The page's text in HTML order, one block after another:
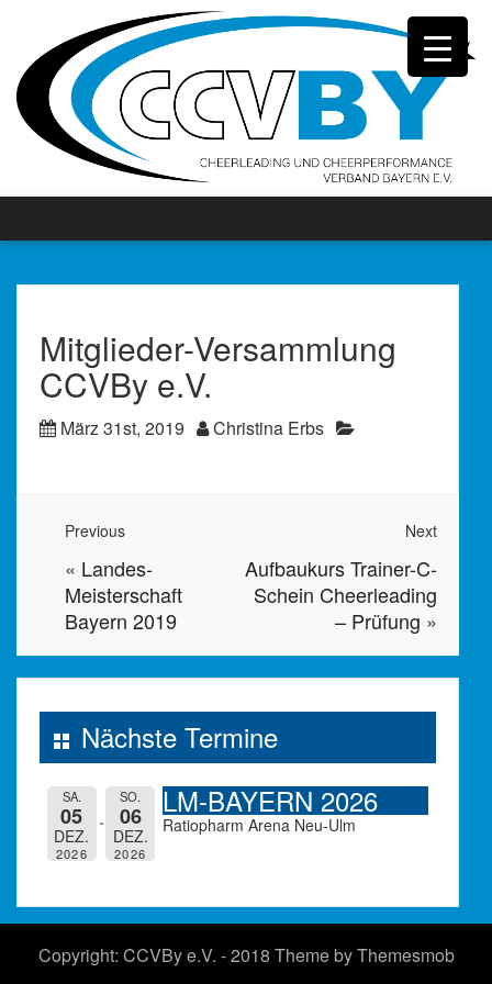
Mitglieder-Versammlung
CCVBy e.V.
März 31st, 2019 Christina Erbs
Next
Aufbaukurs Trainer-C-
Schein Cheerleading
– Prüfung »
Previous
« Landes-
Meisterschaft
Bayern 2019
Nächste Termine
SA.
05
DEZ.
2026
SO.
06
DEZ.
2026
LM-BAYERN 2026
Ratiopharm Arena Neu-Ulm
Copyright: CCVBy e.V. - 2018 Theme byThemesmob